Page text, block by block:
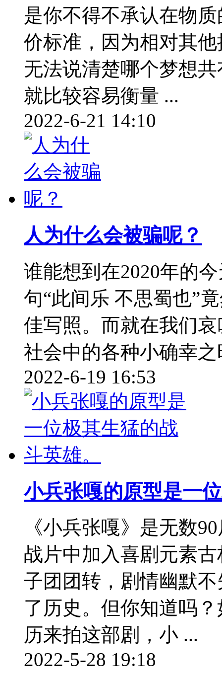
是你不得不承认在物
价标准，因为相对其
无法说清楚哪个梦想
就比较容易衡量 ...
2022-6-21 14:10
人为什么会被骗呢？
谁能想到在2020年的
句“此间乐 不思蜀也”
佳写照。而就在我们
社会中的各种小确幸
2022-6-19 16:53
小兵张嘎的原型是一
《小兵张嘎》是无数
战片中加入喜剧元素
子团团转，剧情幽默
了历史。但你知道吗
历来拍这部剧，小 ...
2022-5-28 19:18